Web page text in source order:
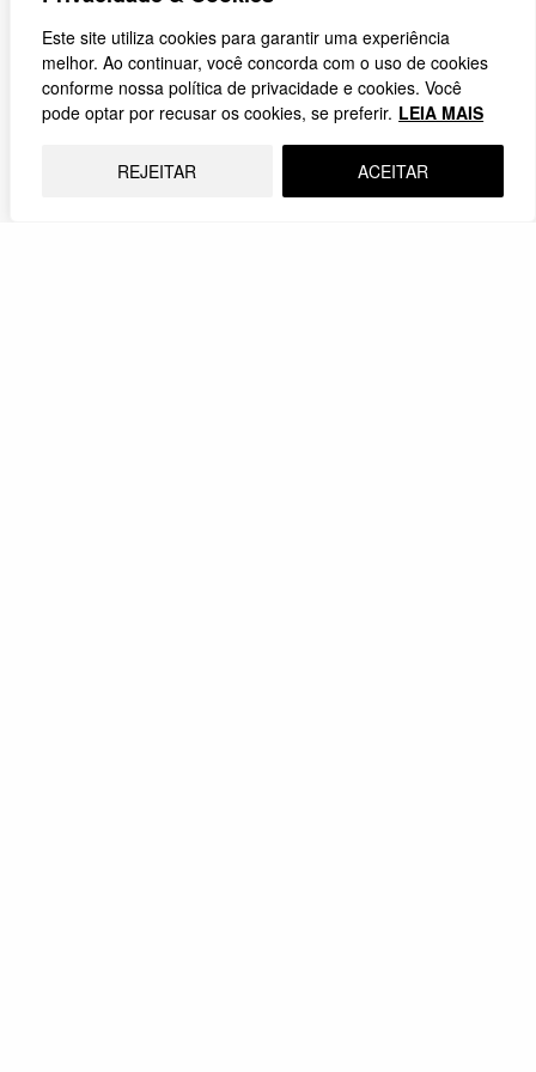
Este site utiliza cookies para garantir uma experiência
melhor. Ao continuar, você concorda com o uso de cookies
conforme nossa política de privacidade e cookies. Você
pode optar por recusar os cookies, se preferir. LEIA MAIS
REJEITAR ACEITAR
Não foi uma aventura. Foi o senso de urgência que
os levou a remar e…
24.06.2022